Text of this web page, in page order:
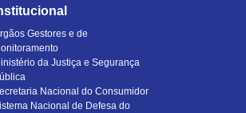
Gestores e de
da Justiça e Segurança
Nacional do Consumidor
Nacional de Defesa do